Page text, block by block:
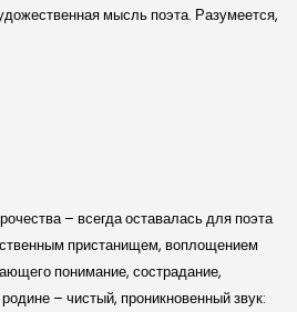
мысль поэта. Разумеется,
– всегда оставалась для поэта
пристанищем, воплощением
понимание, сострадание,
– чистый, проникновенный звук: